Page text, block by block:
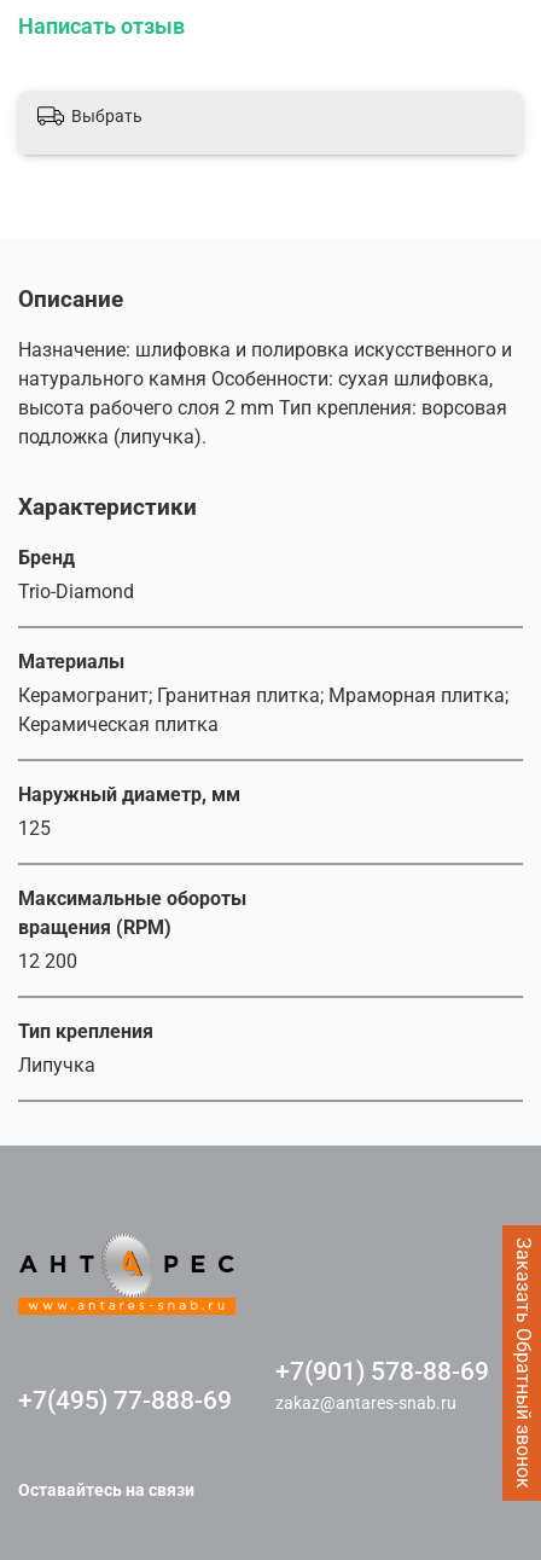
Заказать Обратный звонок
Написать отзыв
Выбрать
Описание
Назначение: шлифовка и полировка искусственного и
натурального камня Особенности: сухая шлифовка,
высота рабочего слоя 2 mm Тип крепления: ворсовая
подложка (липучка).
Характеристики
Бренд
Trio-Diamond
Материалы
Керамогранит; Гранитная плитка; Мраморная плитка;
Керамическая плитка
Наружный диаметр, мм
125
Максимальные обороты
вращения (RPM)
12 200
Тип крепления
Липучка
+7(495) 77-888-69
+7(901) 578-88-69
zakaz@antares-snab.ru
Оставайтесь на связи